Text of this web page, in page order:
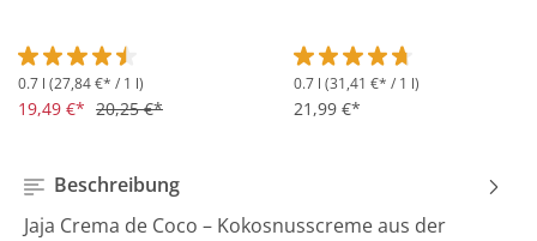
Durchschnittliche Bewertung von 4.5 von 5 Sternen
0.7 l (27,84 €* / 1 l)
19,49 €* 20,25 €*
Durchschnittliche
0.7 l (31,41 €* / 1 l)
21,99 €*
Beschreibung
Jaja Crema de Coco – Kokosnusscreme aus der